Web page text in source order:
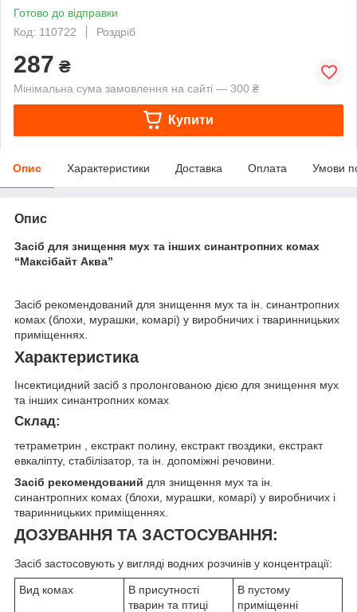
Готово до відправки
Код: 110722
Роздріб
287 ₴
Мінімальна сума замовлення на сайті — 300 ₴
Купити
Опис Характеристики Доставка Оплата Умови
Опис
Засіб для знищення мух та інших синантропних комах
“Максібайт Аква”
Засіб рекомендований для знищення мух та ін. синантропних
комах (блохи, мурашки, комарі) у виробничих і тваринницьких
приміщеннях.
Характеристика
Інсектицидний засіб з пролонгованою дією для знищення мух
та інших синантропних комах
Склад:
тетраметрин , екстракт полину, екстракт гвоздики, екстракт
евкаліпту, стабілізатор, та ін. допоміжні речовини.
Засіб рекомендований для знищення мух та ін.
синантропних комах (блохи, мурашки, комарі) у виробничих і
тваринницьких приміщеннях.
ДОЗУВАННЯ ТА ЗАСТОСУВАННЯ:
Засіб застосовують у вигляді водних розчинів у концентрації:
Вид комах
В присутності
тварин та птиці
В пустому
приміщенні